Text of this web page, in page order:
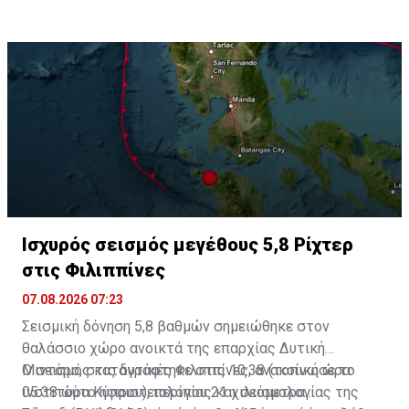
Ισχυρός σεισμός μεγέθους 5,8 Ρίχτερ
στις Φιλιππίνες
07.08.2026 07:23
Σεισμική δόνηση 5,8 βαθμών σημειώθηκε στον
θαλάσσιο χώρο ανοικτά της επαρχίας Δυτική
Μιντόρο, στις δυτικές Φιλιππίνες, ανακοίνωσε το
ινστιτούτο ηφαιστειολογίας και σεισμολογίας της
Ο σεισμός καταγράφτηκε στις 10:38 (τοπική ώρα·
05:38 ώρα Κύπρου), περίπου 21 χιλιόμετρα